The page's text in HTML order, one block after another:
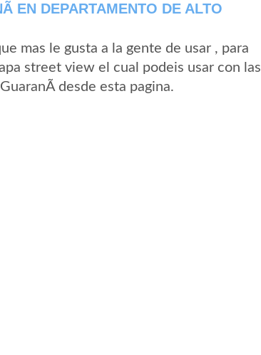
EN DEPARTAMENTO DE ALTO
mas le gusta a la gente de usar , para
street view el cual podeis usar con las
desde esta pagina.